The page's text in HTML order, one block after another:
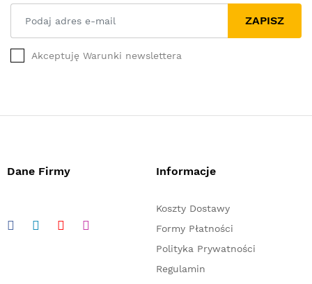
ZAPISZ
Akceptuję Warunki newslettera
Dane Firmy Informacje
Koszty Dostawy
Formy Płatności
Polityka Prywatności
Regulamin